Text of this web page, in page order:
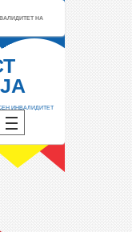
НА
ИНВАЛИДИТЕТ